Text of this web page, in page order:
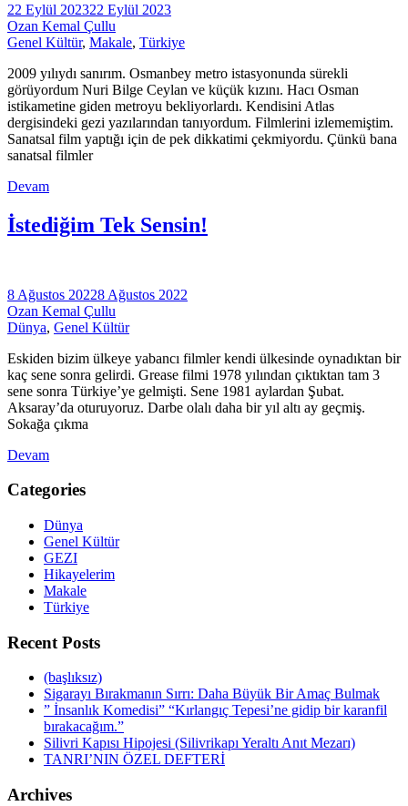
22 Eylül 202322 Eylül 2023
Ozan Kemal Çullu
Genel Kültür, Makale, Türkiye
2009 yılıydı sanırım. Osmanbey metro istasyonunda sürekli
görüyordum Nuri Bilge Ceylan ve küçük kızını. Hacı Osman
istikametine giden metroyu bekliyorlardı. Kendisini Atlas
dergisindeki gezi yazılarından tanıyordum. Filmlerini izlememiştim.
Sanatsal film yaptığı için de pek dikkatimi çekmiyordu. Çünkü bana
sanatsal filmler
Devam
İstediğim Tek Sensin!
8 Ağustos 20228 Ağustos 2022
Ozan Kemal Çullu
Dünya, Genel Kültür
Eskiden bizim ülkeye yabancı filmler kendi ülkesinde oynadıktan bir
kaç sene sonra gelirdi. Grease filmi 1978 yılından çıktıktan tam 3
sene sonra Türkiye’ye gelmişti. Sene 1981 aylardan Şubat.
Aksaray’da oturuyoruz. Darbe olalı daha bir yıl altı ay geçmiş.
Sokağa çıkma
Devam
Categories
Dünya
Genel Kültür
GEZI
Hikayelerim
Makale
Türkiye
Recent Posts
(başlıksız)
Sigarayı Bırakmanın Sırrı: Daha Büyük Bir Amaç Bulmak
” İnsanlık Komedisi” “Kırlangıç Tepesi’ne gidip bir karanfil
bırakacağım.”
Silivri Kapısı Hipojesi (Silivrikapı Yeraltı Anıt Mezarı)
TANRI’NIN ÖZEL DEFTERİ
Archives